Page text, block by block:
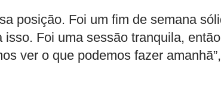
posição. Foi um fim de semana
Foi uma sessão tranquila,
ver o que podemos fazer amanhã”,